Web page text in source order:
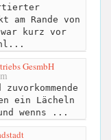
am Rande von
kurz vor
GesmbH
ein Lächeln
wenns ...